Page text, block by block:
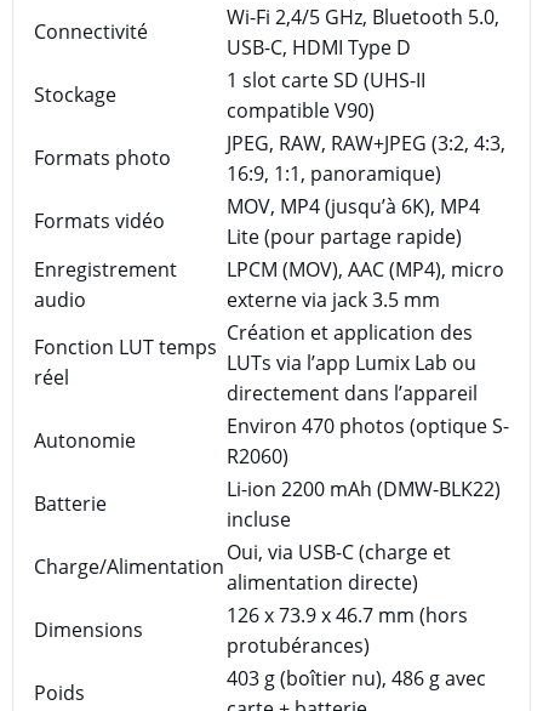
Connectivité
Wi-Fi 2,4/5 GHz, Bluetooth 5.0,
USB-C, HDMI Type D
Stockage
1 slot carte SD (UHS-II
compatible V90)
Formats photo
JPEG, RAW, RAW+JPEG (3:2, 4:3,
16:9, 1:1, panoramique)
Formats vidéo
MOV, MP4 (jusqu’à 6K), MP4
Lite (pour partage rapide)
Enregistrement
audio
LPCM (MOV), AAC (MP4), micro
externe via jack 3.5 mm
Fonction LUT temps
réel
Création et application des
LUTs via l’app Lumix Lab ou
directement dans l’appareil
Autonomie
Environ 470 photos (optique S-
R2060)
Batterie
Li-ion 2200 mAh (DMW-BLK22)
incluse
Charge/Alimentation
Oui, via USB-C (charge et
alimentation directe)
Dimensions
126 x 73.9 x 46.7 mm (hors
protubérances)
Poids
403 g (boîtier nu), 486 g avec